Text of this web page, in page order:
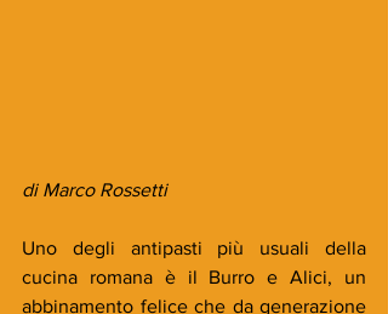
di Marco Rossetti
Uno degli antipasti più usuali della
cucina romana è il Burro e Alici, un
abbinamento felice che da generazione